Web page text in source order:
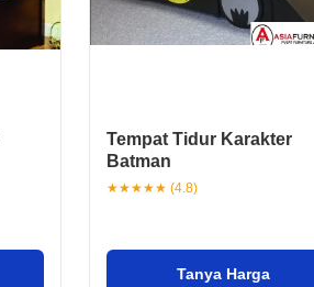
Tempat Tidur Karakter
Batman
★★★★★ (4.8)
Tanya Harga